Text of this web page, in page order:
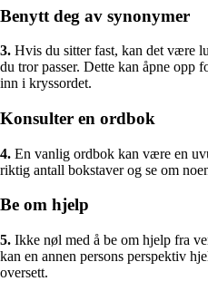
Benytt deg av synonymer
3. Hvis du sitter fast, kan det være
du tror passer. Dette kan åpne opp
inn i kryssordet.
Konsulter en ordbok
4. En vanlig ordbok kan være en
riktig antall bokstaver og se om
Be om hjelp
5. Ikke nøl med å be om hjelp fra
kan en annen persons perspektiv
oversett.